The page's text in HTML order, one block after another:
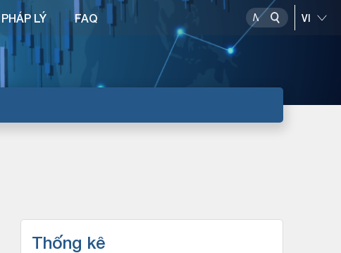
PHÁP LÝ FAQ
Thống kê